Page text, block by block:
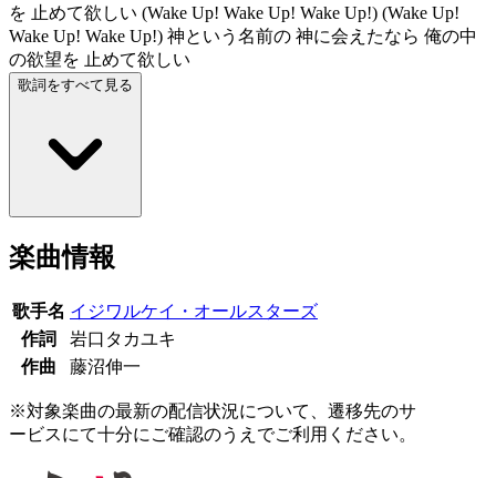
を 止めて欲しい (Wake Up! Wake Up! Wake Up!) (Wake Up!
Wake Up! Wake Up!) 神という名前の 神に会えたなら 俺の中
の欲望を 止めて欲しい
歌詞をすべて見る
楽曲情報
歌手名 イジワルケイ・オールスターズ
作詞
岩口タカユキ
作曲
藤沼伸一
※対象楽曲の最新の配信状況について、遷移先のサ
ービスにて十分にご確認のうえでご利用ください。